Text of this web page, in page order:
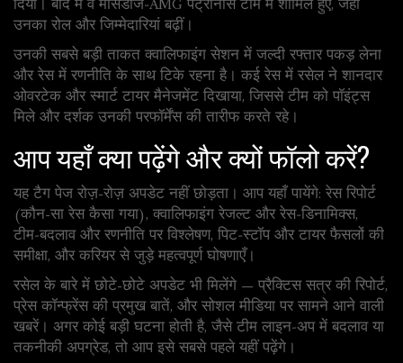
दिया। बाद में वे मर्सिडीज‑AMG पेट्रोनास टीम में शामिल हुए, जहां
उनका रोल और जिम्मेदारियां बढ़ीं।
उनकी सबसे बड़ी ताकत क्वालिफाइंग सेशन में जल्दी रफ्तार पकड़ लेना
और रेस में रणनीति के साथ टिके रहना है। कई रेस में रसेल ने शानदार
ओवरटेक और स्मार्ट टायर मैनेजमेंट दिखाया, जिससे टीम को पॉइंट्स
मिले और दर्शक उनकी परफॉर्मेंस की तारीफ करते रहे।
आप यहाँ क्या पढ़ेंगे और क्यों फॉलो करें?
यह टैग पेज रोज़-रोज़ अपडेट नहीं छोड़ता। आप यहाँ पायेंगे: रेस रिपोर्ट
(कौन-सा रेस कैसा गया), क्वालिफाइंग रेजल्ट और रेस‑डिनामिक्स,
टीम‑बदलाव और रणनीति पर विश्लेषण, पिट‑स्टॉप और टायर फैसलों की
समीक्षा, और करियर से जुड़े महत्वपूर्ण घोषणाएँ।
रसेल के बारे में छोटे-छोटे अपडेट भी मिलेंगे — प्रैक्टिस सत्र की रिपोर्ट,
प्रेस कॉन्फ्रेंस की प्रमुख बातें, और सोशल मीडिया पर सामने आने वाली
खबरें। अगर कोई बड़ी घटना होती है, जैसे टीम लाइन‑अप में बदलाव या
तकनीकी अपग्रेड, तो आप इसे सबसे पहले यहीं पढ़ेंगे।